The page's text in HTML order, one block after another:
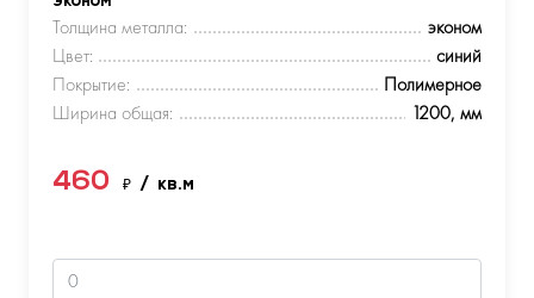
Толщина металла:
эконом
Цвет:
синий
Покрытие:
Полимерное
Ширина общая:
1200, мм
460 ₽ / кв.м